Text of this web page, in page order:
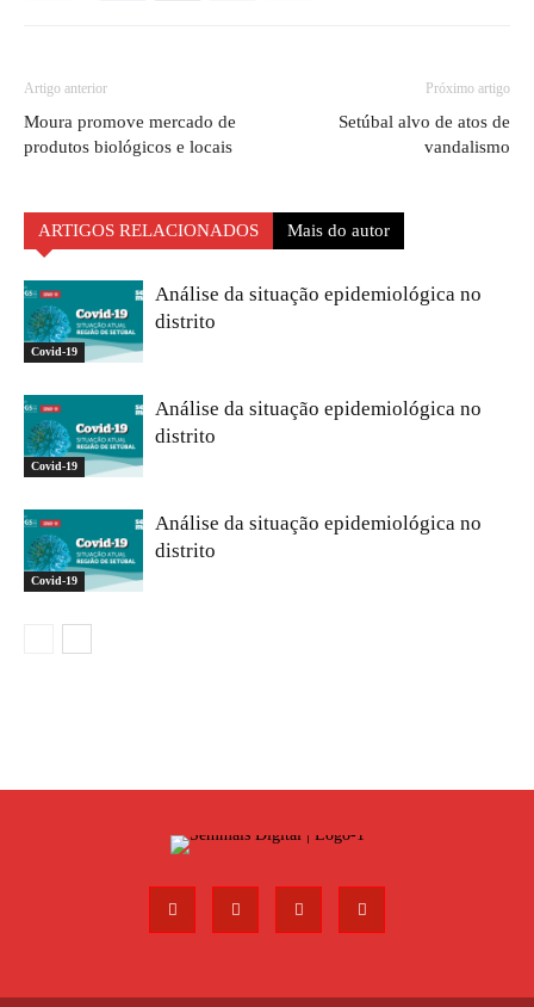
Artigo anterior
Moura promove mercado de
produtos biológicos e locais
Próximo artigo
Setúbal alvo de atos de
vandalismo
ARTIGOS RELACIONADOS Mais do autor
Covid-19
Análise da situação epidemiológica no
distrito
Covid-19
Análise da situação epidemiológica no
distrito
Covid-19
Análise da situação epidemiológica no
distrito